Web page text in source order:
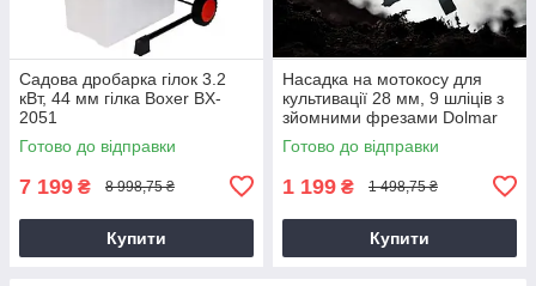
Садова дробарка гілок 3.2
кВт, 44 мм гілка Boxer BX-
2051
Готово до відправки
7 199 ₴ 8 998,75 ₴
Купити
Насадка на мотокосу для
культивації 28 мм, 9 шліців з
зйомними фрезами Dolmar
9T28
Готово до відправки
1 199 ₴ 1 498,75 ₴
Купити